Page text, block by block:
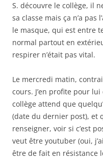
S. découvre le collège, il
sa classe mais ça n’a
le masque, qui est entre
normal partout en
respirer n’était pas vital.
Le mercredi matin,
cours. J’en profite pour
collège attend que
(date du dernier post), et
renseigner, voir si c’est
veut être youtuber (oui,
être de fait en résistance